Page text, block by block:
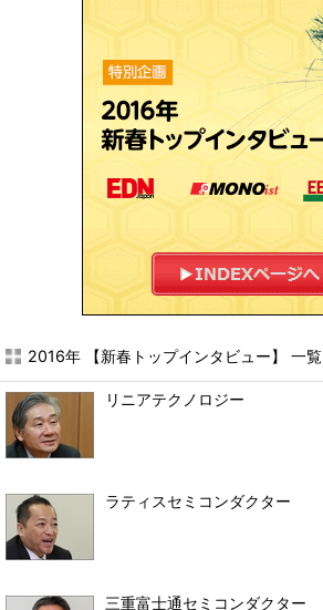
2016年 【新春トップインタビュー】 一覧
リニアテクノロジー
ラティスセミコンダクター
三重富士通セミコンダクター